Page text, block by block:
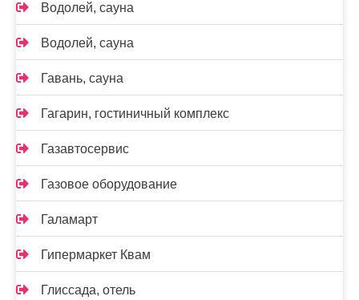
Водолей, сауна
Водолей, сауна
Гавань, сауна
Гагарин, гостиничный комплекс
Газавтосервис
Газовое оборудование
Галамарт
Гипермаркет Квам
Глиссада, отель